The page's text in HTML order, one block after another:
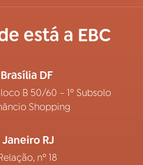
está a EBC
DF
B 50/60 – 1º Subsolo
Shopping
RJ
nº 18